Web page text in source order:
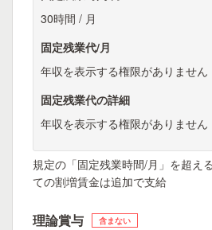
30時間 / 月
固定残業代/月
年収を表示する権限がありません
固定残業代の詳細
年収を表示する権限がありません
規定の「固定残業時間/月」を超え
ての割増賃金は追加で支給
理論賞与 含まない